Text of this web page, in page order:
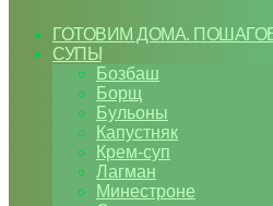
ГОТОВИМ ДОМА.
СУПЫ
Бозбаш
Борщ
Бульоны
Капустняк
Крем-суп
Лагман
Минестроне